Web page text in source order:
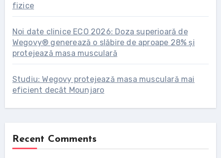
fizice
Noi date clinice ECO 2026: Doza superioară de
Wegovy® generează o slăbire de aproape 28% și
protejează masa musculară
Studiu: Wegovy protejează masa musculară mai
eficient decât Mounjaro
Recent Comments